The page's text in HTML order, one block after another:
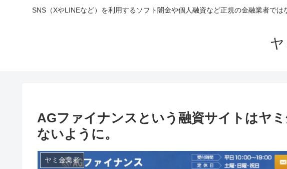
SNS（XやLINEなど）を利用するソフト闇金や個人融資など正規の金融業者で
AGファイナンスという融資サイトはヤ
ないように。
ヤミ金業者